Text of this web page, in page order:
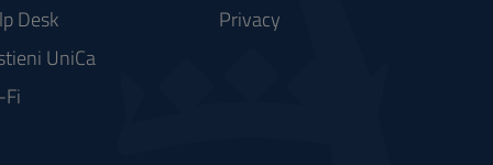
Desk
UniCa
Privacy